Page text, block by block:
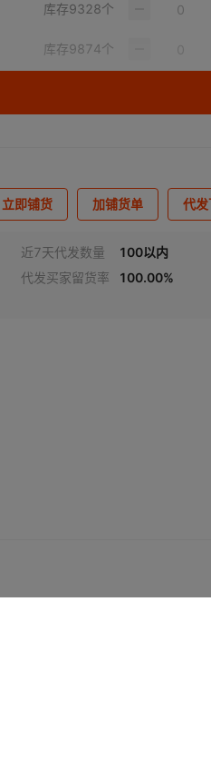
库存9328个
库存9874个
立即铺货 加铺货单 代
近7天代发数量
100以内
代发买家留货率
100.00%